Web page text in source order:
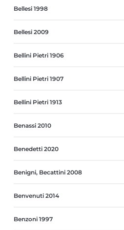
Bellesi 1998
Bellesi 2009
Bellini Pietri 1906
Bellini Pietri 1907
Bellini Pietri 1913
Benassi 2010
Benedetti 2020
Benigni, Becattini 2008
Benvenuti 2014
Benzoni 1997